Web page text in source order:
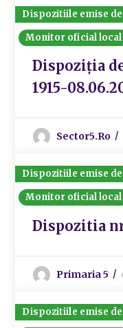
Dispozitiile emise
Monitor oficial local
Dispoziția
1915-
Sector5.ro
Dispozitiile emise
Monitor oficial local
Dispozitia
Primaria 5
Dispozitiile emise